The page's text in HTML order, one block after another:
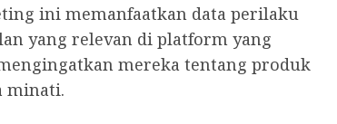
ini memanfaatkan data perilaku
yang relevan di platform yang
mereka tentang produk
minati.